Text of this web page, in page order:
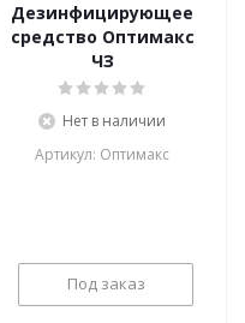
Дезинфицирующее
средство Оптимакс
ЧЗ
Нет в наличии
Артикул: Оптимакс
Под заказ